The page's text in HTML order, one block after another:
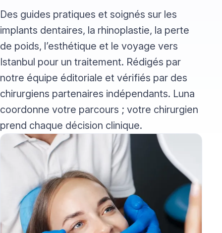
Des guides pratiques et soignés sur les
implants dentaires, la rhinoplastie, la perte
de poids, l’esthétique et le voyage vers
Istanbul pour un traitement. Rédigés par
notre équipe éditoriale et vérifiés par des
chirurgiens partenaires indépendants. Luna
coordonne votre parcours ; votre chirurgien
prend chaque décision clinique.